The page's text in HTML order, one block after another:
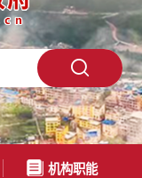
机构职能